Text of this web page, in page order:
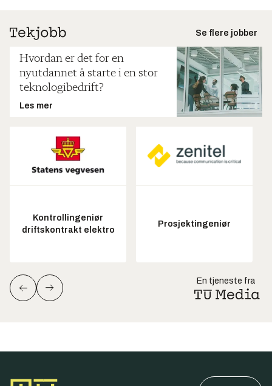
Se flere jobber
Hvordan er det for en
nyutdannet å starte i en stor
teknologibedrift?
Les mer
Kontrollingeniør
driftskontrakt elektro
Prosjektingeniør
En tjeneste fra